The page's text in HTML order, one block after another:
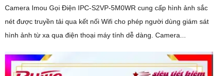
Camera Imou Gọi Điện IPC-S2VP-5M0WR cung cấp hình ảnh sắc
nét được truyền tải qua kết nối Wifi cho phép người dùng giám sát
hình ảnh từ xa qua điện thoại máy tính dễ dàng. Camera...